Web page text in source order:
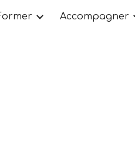
navigation Accompagner